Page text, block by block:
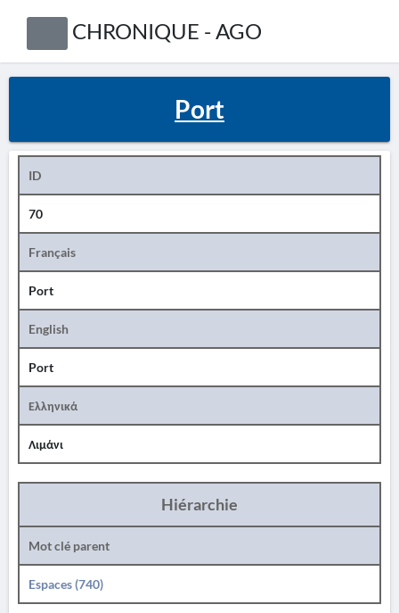
CHRONIQUE - AGO
Port
ID
70
Français
Port
English
Port
Ελληνικά
Λιμάνι
Hiérarchie
Mot clé parent
Espaces (740)